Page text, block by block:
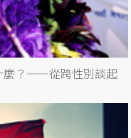
麼？——從跨性別談起